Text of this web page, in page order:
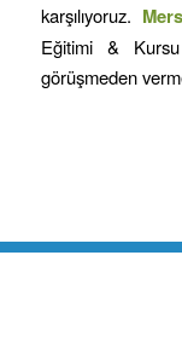
karşılıyoruz.
Eğitimi & Kursu
görüşmeden